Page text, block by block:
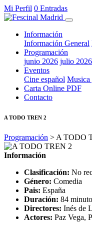
Mi Perfil 0 Entradas
Información
Información General
Programación
junio 2026 julio 2026
Eventos
Cine español Musica
Carta Online PDF
Contacto
A TODO TREN 2
Programación > A TODO
Información
Clasificación: No
Género: Comedia
Pais: España
Duración: 84
Directores: Inés de
Actores: Paz Vega,